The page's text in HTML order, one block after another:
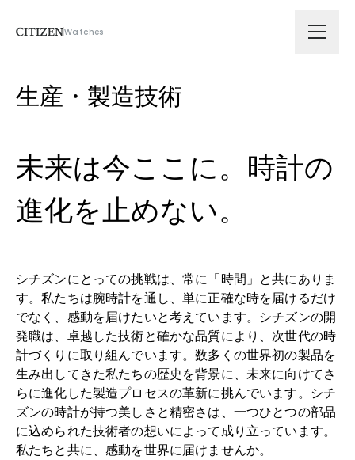
Watches
会社情報
ニュース
採用
ヘルプ
生産・製造技術
未来は今ここに。時計の
進化を止めない。
シチズンにとっての挑戦は、常に「時間」と共にありま
す。私たちは腕時計を通し、単に正確な時を届けるだけ
でなく、感動を届けたいと考えています。シチズンの開
発職は、卓越した技術と確かな品質により、次世代の時
計づくりに取り組んでいます。数多くの世界初の製品を
生み出してきた私たちの歴史を背景に、未来に向けてさ
らに進化した製造プロセスの革新に挑んでいます。シチ
ズンの時計が持つ美しさと精密さは、一つひとつの部品
に込められた技術者の想いによって成り立っています。
私たちと共に、感動を世界に届けませんか。